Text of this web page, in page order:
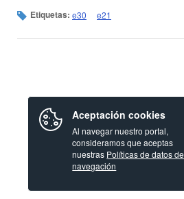
Etiquetas: e30 e21
Aceptación cookies
Al navegar nuestro portal,
consideramos que aceptas
nuestras Políticas de datos de
navegación